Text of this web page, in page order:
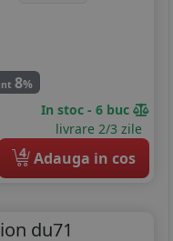
8%
In stoc - 6 buc
livrare 2/3 zile
4 Adauga in cos
du71